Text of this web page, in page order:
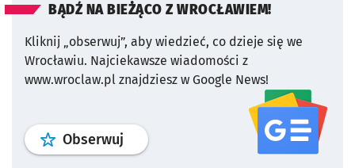
BĄDŹ NA BIEŻĄCO Z WROCŁAWIEM!
Kliknij „obserwuj”, aby wiedzieć, co dzieje się we
Wrocławiu. Najciekawsze wiadomości z
www.wroclaw.pl znajdziesz w Google News!
Obserwuj profil serwisu